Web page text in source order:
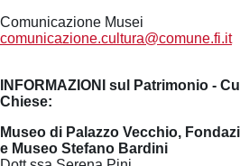
Comunicazione Musei
comunicazione.cultura@comune.fi.it
INFORMAZIONI sul Patrimonio -
Chiese:
Museo di Palazzo Vecchio,
e Museo Stefano Bardini